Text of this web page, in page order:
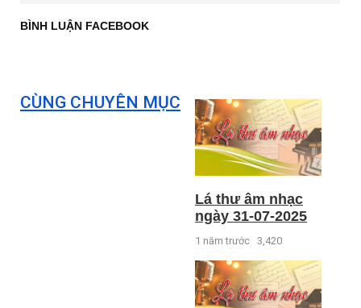
BÌNH LUẬN FACEBOOK
CÙNG CHUYÊN MỤC
Lá thư âm nhạc
ngày 31-07-2025
1 năm trước 3,420